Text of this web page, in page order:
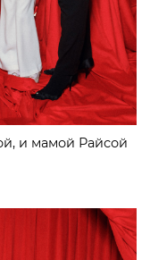
и мамой Райсой